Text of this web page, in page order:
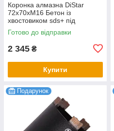
Коронка алмазна DiStar
72x70хМ16 Бетон із
хвостовиком sds+ під
свердло
Готово до відправки
2 345 ₴
Купити
Подарунок